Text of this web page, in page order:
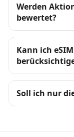
Werden
bewertet?
Kann ich
Soll ich nur